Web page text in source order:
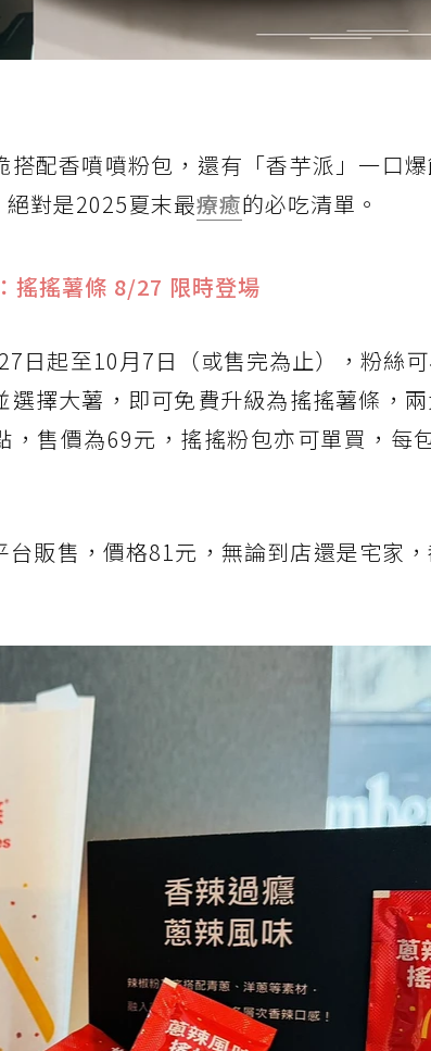
搭配香噴噴粉包，還有「香芋派」一口
絕對是2025夏末最療癒的必吃清單。
搖搖薯條 8/27 限時登場
日起至10月7日（或售完為止），粉絲
擇大薯，即可免費升級為搖搖薯條，
售價為69元，搖搖粉包亦可單買，每
販售，價格81元，無論到店還是宅家